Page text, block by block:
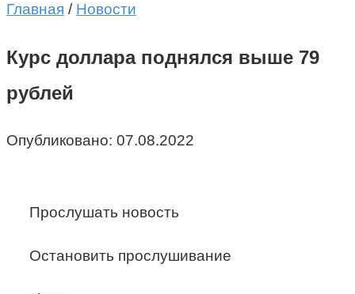
Главная / Новости
Курс доллара поднялся выше 79
рублей
Опубликовано: 07.08.2022
Прослушать новость
Остановить прослушивание